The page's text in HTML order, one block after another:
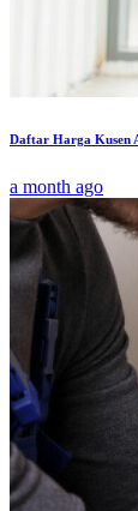
Daftar Harga Kusen
a month ago